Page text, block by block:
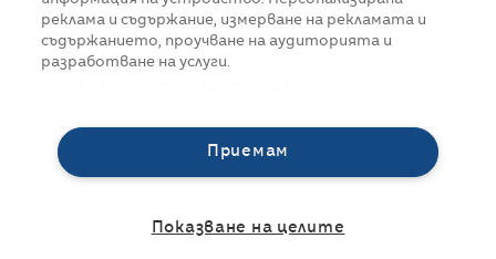
реклама и съдържание, измерване на рекламата и
съдържанието, проучване на аудиторията и
разработване на услуги.
Приемам
Показване на целите